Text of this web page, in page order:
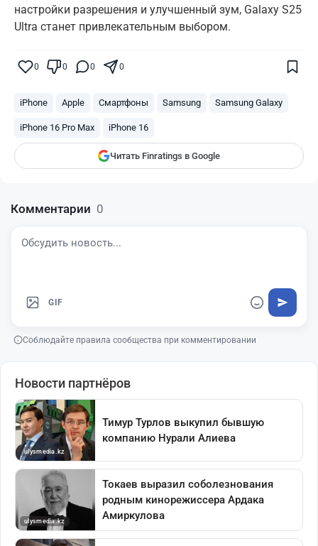
настройки разрешения и улучшенный зум, Galaxy S25
Ultra станет привлекательным выбором.
0 0 0 0
iPhone Apple Смартфоны Samsung Samsung Galaxy
iPhone 16 Pro Max iPhone 16
Читать Finratings в Google
Поставьте галочку рядом с
Finratings
Комментарии 0
GIF
Соблюдайте правила сообщества при комментировании